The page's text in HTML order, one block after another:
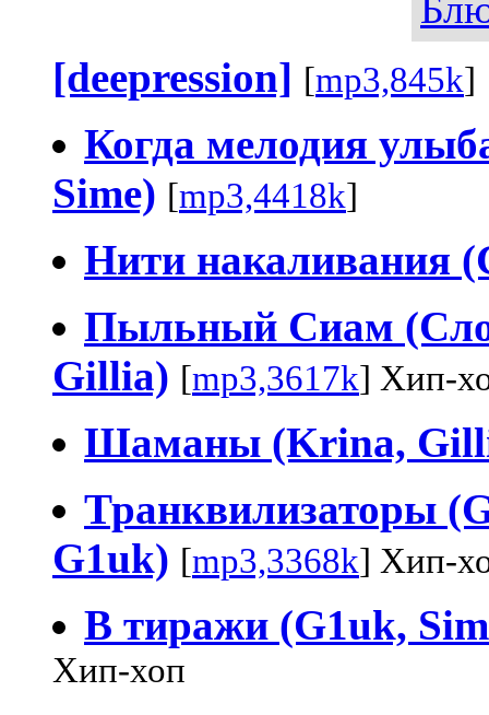
[deepression] [mp3,845k]
Когда мелодия
Sime) [mp3,4418k]
Нити накаливания
Пыльный Сиам
Gillia) [mp3,3617k] Хип-
Шаманы (Krina,
Транквилизаторы
G1uk) [mp3,3368k] Хип-
В тиражи (G1uk,
Хип-хоп